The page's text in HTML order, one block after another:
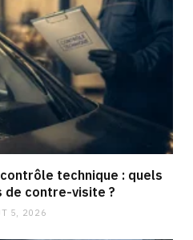
technique : quels
de contre-visite ?
5, 2026